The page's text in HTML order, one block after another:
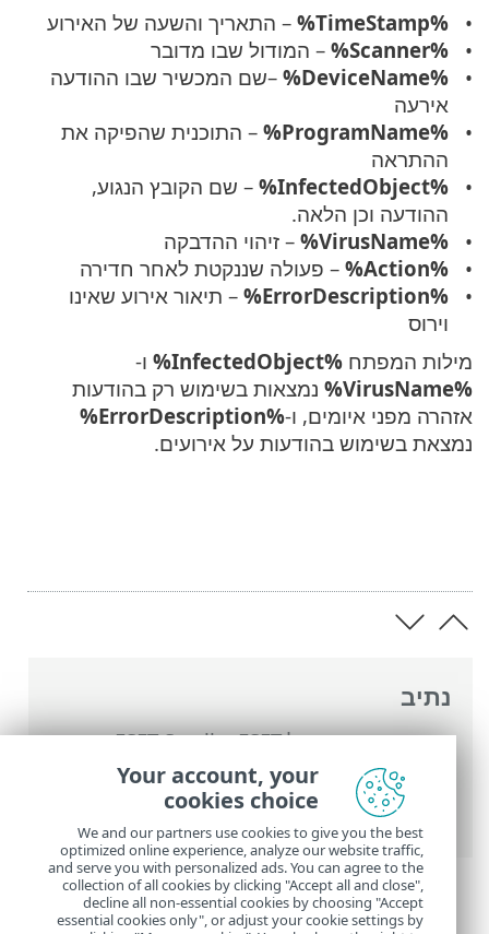
נתיב
העזרה המקוונת של ESET >
ESET Small
Business Security
>
עבודה עם ESET Small
Business Security
>הגדרות מתקדמות
התראות> העברה
%TimeStamp%
– התאריך והשעה של האירוע
%Scanner%
– המודול שבו מדובר
%DeviceName%
–שם המכשיר שבו ההודעה
אירעה
%ProgramName%
– התוכנית שהפיקה את
ההתראה
%InfectedObject%
– שם הקובץ הנגוע,
ההודעה וכן הלאה.
%VirusName%
– זיהוי ההדבקה
%Action%
– פעולה שננקטת לאחר חדירה
%ErrorDescription%
– תיאור אירוע שאינו
וירוס
מילות המפתח %InfectedObject%
ו-
%VirusName%
נמצאות בשימוש רק בהודעות
אזהרה מפני איומים, ו-%ErrorDescription%
נמצאת בשימוש בהודעות על אירועים.
Your account, your
cookies choice
We and our partners use cookies to give you the best
optimized online experience, analyze our website traffic,
and serve you with personalized ads. You can agree to the
collection of all cookies by clicking "Accept all and close",
decline all non-essential cookies by choosing "Accept
essential cookies only", or adjust your cookie settings by